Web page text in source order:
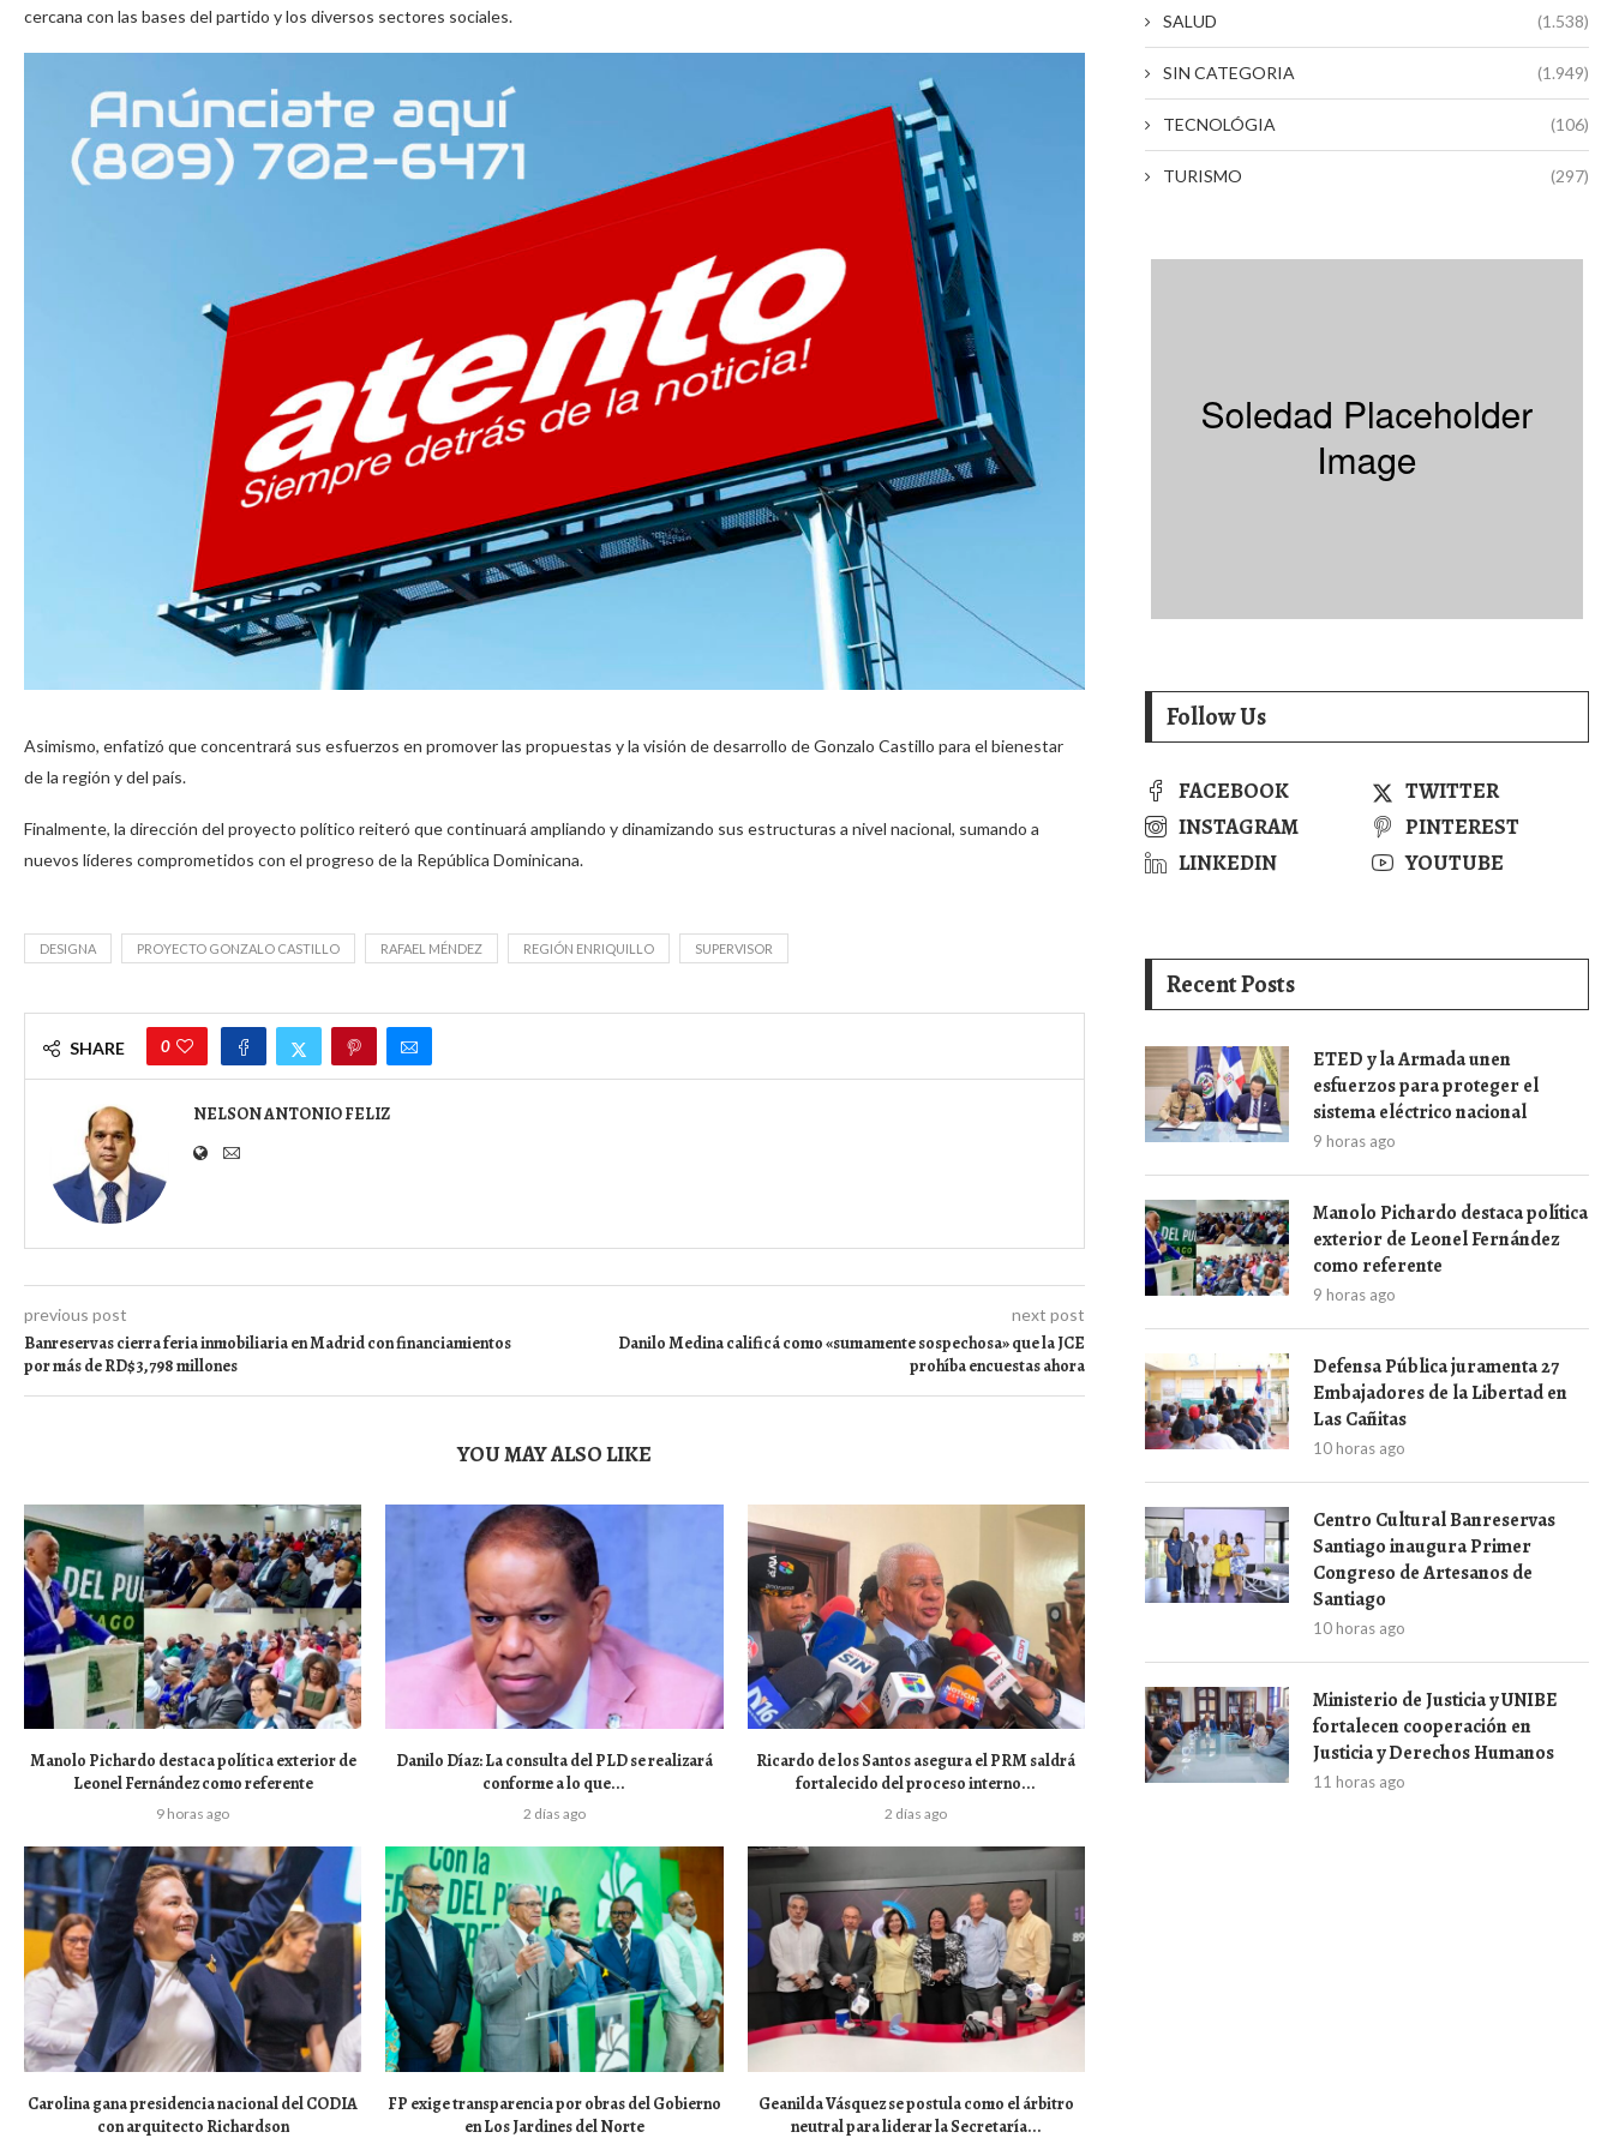
cercana con las bases del partido y los diversos sectores sociales.
Asimismo, enfatizó que concentrará sus esfuerzos en promover las propuestas y la visión de desarrollo de Gonzalo Castillo para el bienestar
de la región y del país.
Finalmente, la dirección del proyecto político reiteró que continuará ampliando y dinamizando sus estructuras a nivel nacional, sumando a
nuevos líderes comprometidos con el progreso de la República Dominicana.
DESIGNA PROYECTO GONZALO CASTILLO RAFAEL MÉNDEZ REGIÓN ENRIQUILLO SUPERVISOR
SHARE 0
NELSON ANTONIO FELIZ
previous post
Banreservas cierra feria inmobiliaria en Madrid con financiamientos
por más de RD$3,798 millones
next post
Danilo Medina calificá como «sumamente sospechosa» que la JCE
prohíba encuestas ahora
YOU MAY ALSO LIKE
Manolo Pichardo destaca política exterior de
Leonel Fernández como referente
9 horas ago
Danilo Díaz: La consulta del PLD se realizará
conforme a lo que...
2 días ago
Ricardo de los Santos asegura el PRM saldrá
fortalecido del proceso interno...
2 días ago
Carolina gana presidencia nacional del CODIA
con arquitecto Richardson
FP exige transparencia por obras del Gobierno
en Los Jardines del Norte
Geanilda Vásquez se postula como el árbitro
neutral para liderar la Secretaría...
SALUD (1.538)
SIN CATEGORIA (1.949)
TECNOLÓGIA (106)
TURISMO (297)
Follow Us
FACEBOOK
TWITTER
INSTAGRAM
PINTEREST
LINKEDIN
YOUTUBE
Recent Posts
ETED y la Armada unen
esfuerzos para proteger el
sistema eléctrico nacional
9 horas ago
Manolo Pichardo destaca política
exterior de Leonel Fernández
como referente
9 horas ago
Defensa Pública juramenta 27
Embajadores de la Libertad en
Las Cañitas
10 horas ago
Centro Cultural Banreservas
Santiago inaugura Primer
Congreso de Artesanos de
Santiago
10 horas ago
Ministerio de Justicia y UNIBE
fortalecen cooperación en
Justicia y Derechos Humanos
11 horas ago